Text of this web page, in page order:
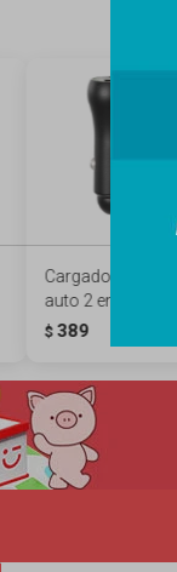
Cargador para
auto 2 en 1
$ 389